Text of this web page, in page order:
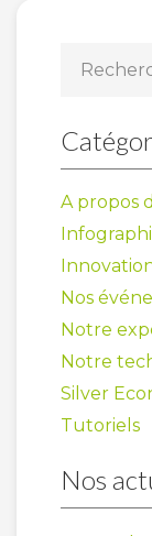
A propos
Nos
Notre
Notre
Silver
Tutoriels
Nos